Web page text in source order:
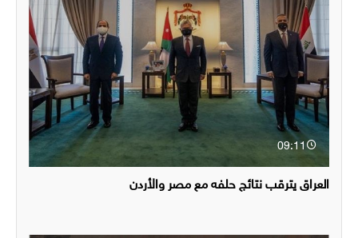
09:11
العراق يترقب نتائج حلفه مع مصر والأردن